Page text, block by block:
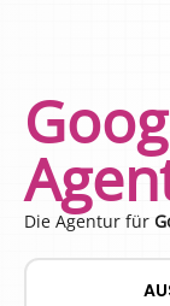
Die Agentur für